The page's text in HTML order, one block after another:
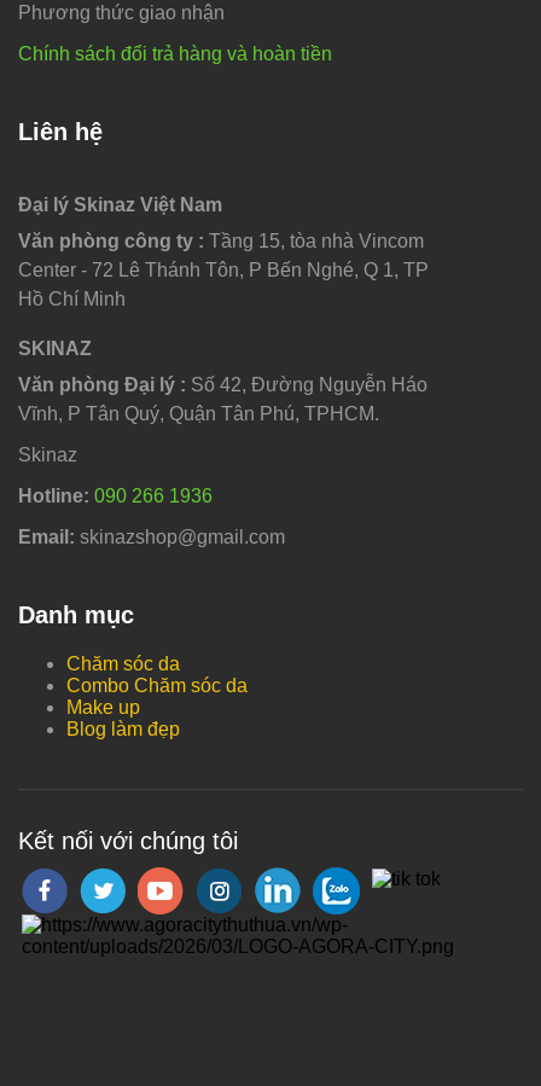
Phương thức giao nhận
Chính sách đổi trả hàng và hoàn tiền
Liên hệ
Đại lý Skinaz Việt Nam
Văn phòng công ty : Tầng 15, tòa nhà Vincom
Center - 72 Lê Thánh Tôn, P Bến Nghé, Q 1, TP
Hồ Chí Minh
SKINAZ
Văn phòng Đại lý : Số 42, Đường Nguyễn Háo
Vĩnh, P Tân Quý, Quận Tân Phú, TPHCM.
Skinaz
Hotline: 090 266 1936
Email: skinazshop@gmail.com
Danh mục
Chăm sóc da
Combo Chăm sóc da
Make up
Blog làm đẹp
Kết nối với chúng tôi